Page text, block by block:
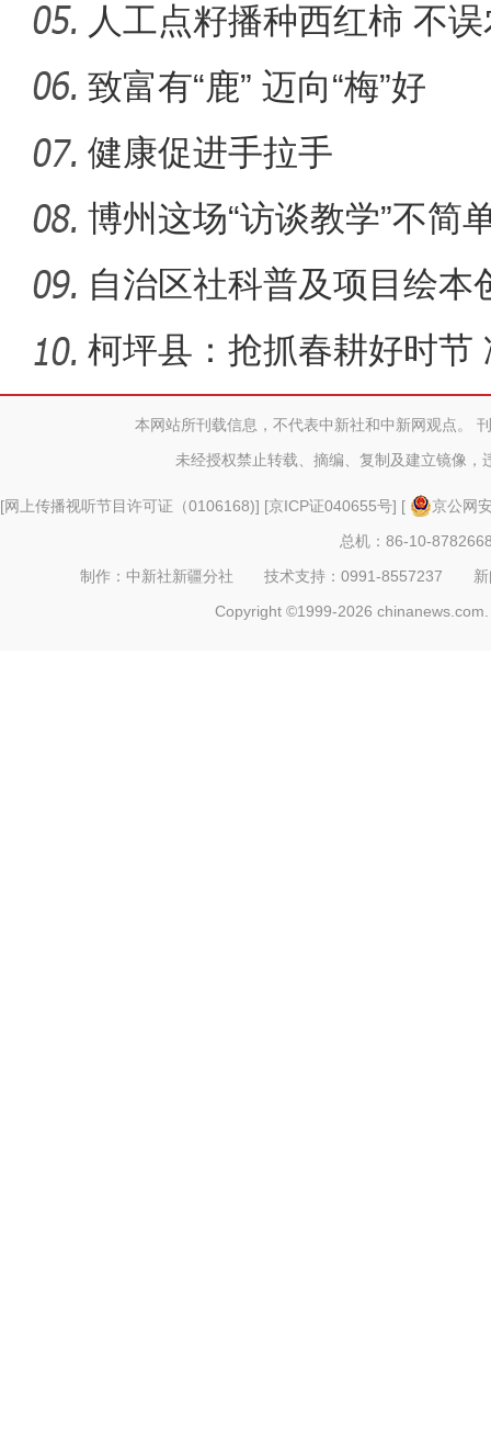
以“
人工点籽播种西红柿 不
致富有“鹿” 迈向“梅”好
健康促进手拉手
博州这场“访谈教学”不简
→
自治区社科普及项目绘本
车县
柯坪县：抢抓春耕好时节
振兴新景
本网站所刊载信息，不代表中新社和中新网观点。
未经授权禁止转载、摘编、复制及建立镜像，
[网上传播视听节目许可证（0106168)] [京ICP证040655号] [
京公网
总机：86-10-
制作：中新社新疆分社 技术支持：0991-8557237
Copyright ©1999-2026